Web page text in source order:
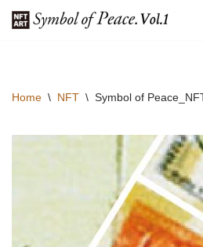
Home \ NFT \ Symbol of